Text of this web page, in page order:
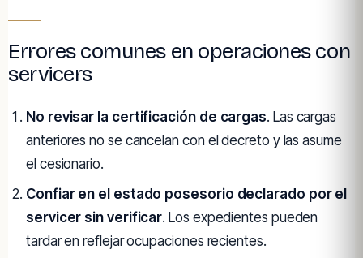
Errores comunes en operaciones con
servicers
No revisar la certificación de cargas. Las cargas
anteriores no se cancelan con el decreto y las asume
el cesionario.
Confiar en el estado posesorio declarado por el
servicer sin verificar. Los expedientes pueden
tardar en reflejar ocupaciones recientes.